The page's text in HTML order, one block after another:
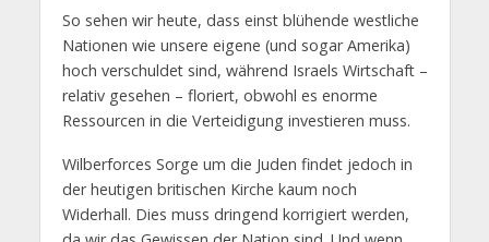
So sehen wir heute, dass einst blühende westliche
Nationen wie unsere eigene (und sogar Amerika)
hoch verschuldet sind, während Israels Wirtschaft –
relativ gesehen – floriert, obwohl es enorme
Ressourcen in die Verteidigung investieren muss.
Wilberforces Sorge um die Juden findet jedoch in
der heutigen britischen Kirche kaum noch
Widerhall. Dies muss dringend korrigiert werden,